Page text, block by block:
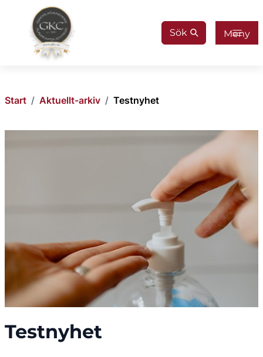
Gå till innehåll
Sök Meny
Start / Aktuellt-arkiv / Testnyhet
Testnyhet